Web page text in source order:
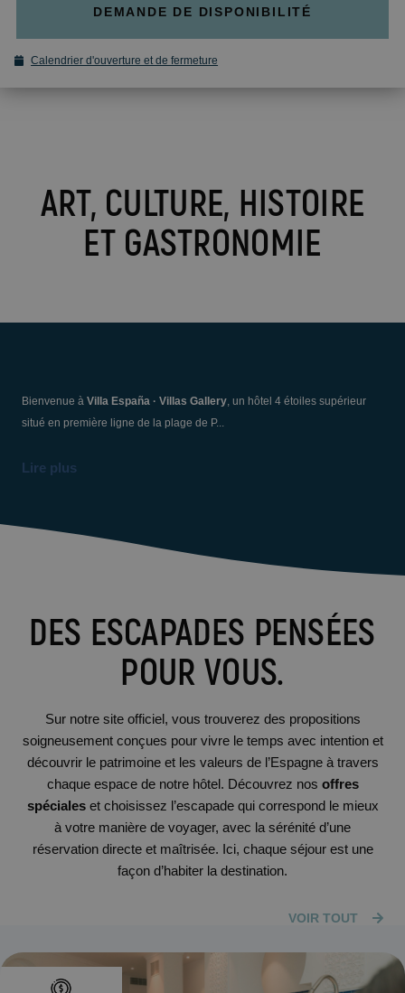
(Recommended for Adults)
Magic Atrium Plaza
OROPESA DEL MAR
VILLAREAL
Hotel Vila-Real Palace
Hotel Vila-real Marina Azul
DEMANDE DE DISPONIBILITÉ
Calendrier d'ouverture et de fermeture
ART, CULTURE, HISTOIRE
ET GASTRONOMIE
Bienvenue à Villa España · Villas Gallery, un hôtel 4 étoiles supérieur
situé en première ligne de la plage de P...
Lire plus
DES ESCAPADES PENSÉES
POUR VOUS.
Sur notre site officiel, vous trouverez des propositions
soigneusement conçues pour vivre le temps avec intention et
découvrir le patrimoine et les valeurs de l’Espagne à travers
chaque espace de notre hôtel. Découvrez nos offres
spécialeset choisissez l’escapade qui correspond le mieux
à votre manière de voyager, avec la sérénité d’une
réservation directe et maîtrisée. Ici, chaque séjour est une
façon d’habiter la destination.
VOIR TOUT